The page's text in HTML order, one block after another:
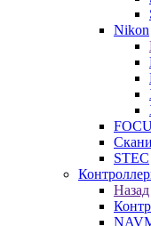
Nikon
STEC
Назад